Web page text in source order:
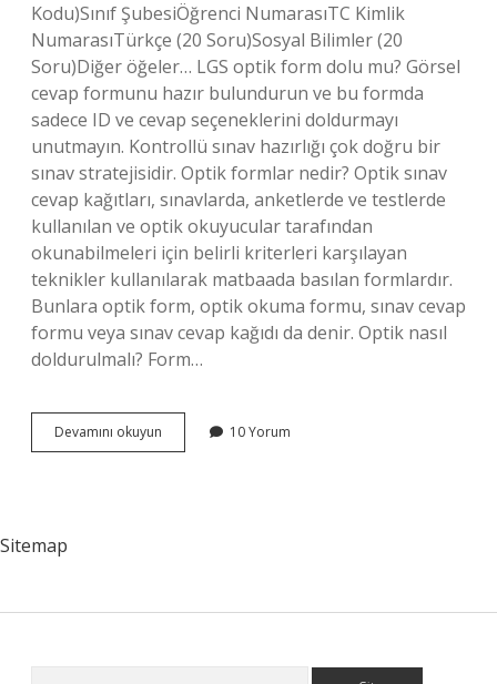
Kodu)Sınıf ŞubesiÖğrenci NumarasıTC Kimlik
NumarasıTürkçe (20 Soru)Sosyal Bilimler (20
Soru)Diğer öğeler… LGS optik form dolu mu? Görsel
cevap formunu hazır bulundurun ve bu formda
sadece ID ve cevap seçeneklerini doldurmayı
unutmayın. Kontrollü sınav hazırlığı çok doğru bir
sınav stratejisidir. Optik formlar nedir? Optik sınav
cevap kağıtları, sınavlarda, anketlerde ve testlerde
kullanılan ve optik okuyucular tarafından
okunabilmeleri için belirli kriterleri karşılayan
teknikler kullanılarak matbaada basılan formlardır.
Bunlara optik form, optik okuma formu, sınav cevap
formu veya sınav cevap kağıdı da denir. Optik nasıl
doldurulmalı? Form…
Devamını okuyun
Optik
10 Yorum
Sitemap